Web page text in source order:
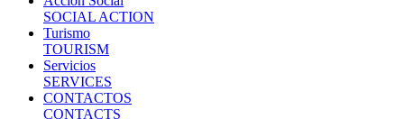
SOCIAL ACTION
Turismo
TOURISM
Servicios
SERVICES
CONTACTOS
CONTACTS